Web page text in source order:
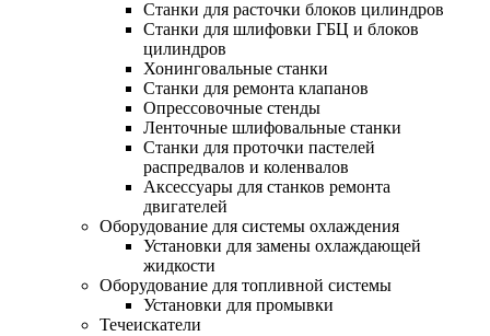
Станки для расточки блоков цилиндров
Станки для шлифовки ГБЦ и блоков
цилиндров
Хонинговальные станки
Станки для ремонта клапанов
Опрессовочные стенды
Ленточные шлифовальные станки
Станки для проточки пастелей
распредвалов и коленвалов
Аксессуары для станков ремонта
двигателей
Оборудование для системы охлаждения
Установки для замены охлаждающей
жидкости
Оборудование для топливной системы
Установки для промывки
Течеискатели